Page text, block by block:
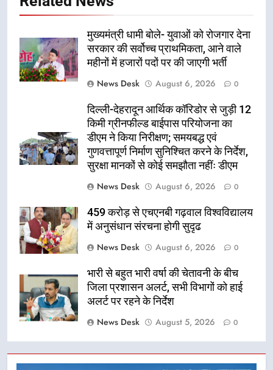
मुख्यमंत्री धामी बोले- युवाओं को रोजगार देना
सरकार की सर्वोच्च प्राथमिकता, आने वाले
महीनों में हजारों पदों पर की जाएगी भर्ती
News Desk
August 6, 2026 0
दिल्ली-देहरादून आर्थिक कॉरिडोर से जुड़ी 12
किमी ग्रीनफील्ड बाईपास परियोजना का
डीएम ने किया निरीक्षण; समयबद्ध एवं
गुणवत्तापूर्ण निर्माण सुनिश्चित करने के निर्देश,
सुरक्षा मानकों से कोई समझौता नहींः डीएम
News Desk
August 6, 2026 0
459 करोड़ से एचएनबी गढ़वाल विश्वविद्यालय
में अनुसंधान संरचना होगी सुदृढ
News Desk
August 6, 2026 0
भारी से बहुत भारी वर्षा की चेतावनी के बीच
जिला प्रशासन अलर्ट, सभी विभागों को हाई
अलर्ट पर रहने के निर्देश
News Desk
August 5, 2026 0